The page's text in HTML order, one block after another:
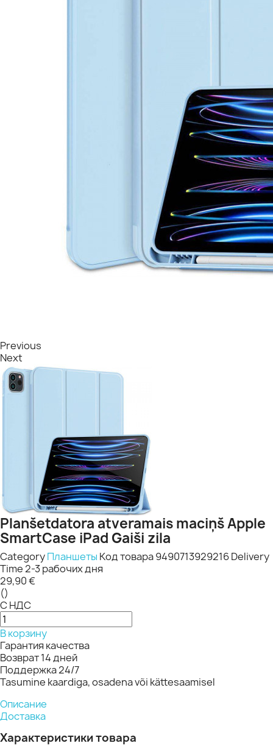
Previous
Next
Planšetdatora atveramais maciņš Apple
SmartCase iPad Gaiši zila
CategoryПланшеты Код товара9490713929216Delivery
Time2-3 рабочих дня
29,90 €
()
С НДС
В корзину
Гарантия качества
Возврат 14 дней
Поддержка 24/7
Tasumine kaardiga, osadena või kättesaamisel
Описание
Доставка
Характеристики товара